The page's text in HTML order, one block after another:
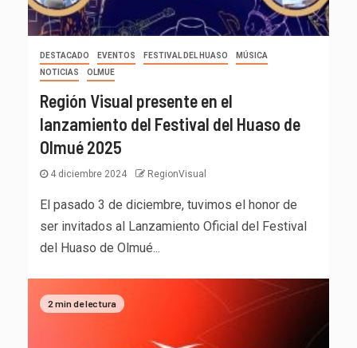
DESTACADO EVENTOS FESTIVAL DEL HUASO
MÚSICA
NOTICIAS
OLMUE
Región Visual presente en el
lanzamiento del Festival del Huaso de
Olmué 2025
4 diciembre 2024 RegionVisual
El pasado 3 de diciembre, tuvimos el honor de
ser invitados al Lanzamiento Oficial del Festival
del Huaso de Olmué...
2 min de lectura